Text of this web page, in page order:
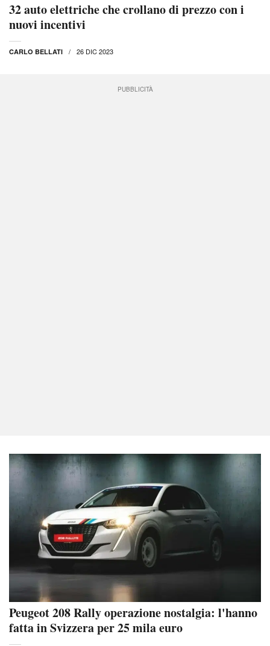
32 auto elettriche che crollano di prezzo con i
nuovi incentivi
CARLO BELLATI 26 DIC 2023
PUBBLICITÀ
Peugeot 208 Rally operazione nostalgia: l'hanno
fatta in Svizzera per 25 mila euro